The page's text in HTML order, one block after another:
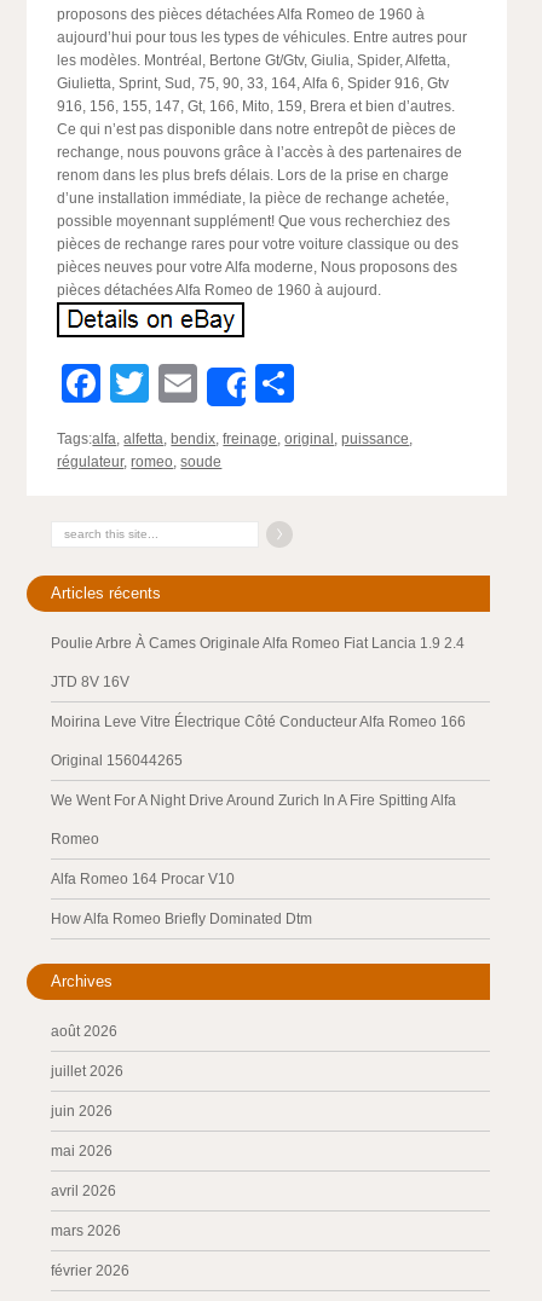
proposons des pièces détachées Alfa Romeo de 1960 à
aujourd’hui pour tous les types de véhicules. Entre autres pour
les modèles. Montréal, Bertone Gt/Gtv, Giulia, Spider, Alfetta,
Giulietta, Sprint, Sud, 75, 90, 33, 164, Alfa 6, Spider 916, Gtv
916, 156, 155, 147, Gt, 166, Mito, 159, Brera et bien d’autres.
Ce qui n’est pas disponible dans notre entrepôt de pièces de
rechange, nous pouvons grâce à l’accès à des partenaires de
renom dans les plus brefs délais. Lors de la prise en charge
d’une installation immédiate, la pièce de rechange achetée,
possible moyennant supplément! Que vous recherchiez des
pièces de rechange rares pour votre voiture classique ou des
pièces neuves pour votre Alfa moderne, Nous proposons des
pièces détachées Alfa Romeo de 1960 à aujourd.
Facebook
Twitter
EmailShare
Tags:alfa,alfetta, bendix,freinage,original ,puissance,
régulateur,romeo,soude
Articles récents
Poulie Arbre À Cames Originale Alfa Romeo Fiat Lancia 1.9 2.4
JTD 8V 16V
Moirina Leve Vitre Électrique Côté Conducteur Alfa Romeo 166
Original 156044265
We Went For A Night Drive Around Zurich In A Fire Spitting Alfa
Romeo
Alfa Romeo 164 Procar V10
How Alfa Romeo Briefly Dominated Dtm
Archives
août 2026
juillet 2026
juin 2026
mai 2026
avril 2026
mars 2026
février 2026